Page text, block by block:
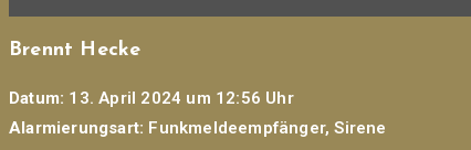
Brennt Hecke
Datum: 13. April 2024 um 12:56 Uhr
Alarmierungsart: Funkmeldeempfänger, Sirene